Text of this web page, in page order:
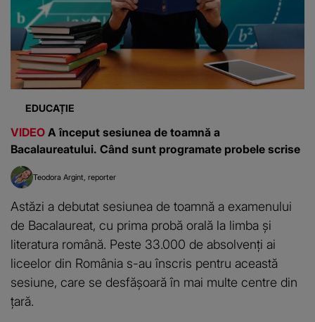
EDUCAȚIE
VIDEO A început sesiunea de toamnă a
Bacalaureatului. Când sunt programate probele scrise
Teodora Argint reporter
Astăzi a debutat sesiunea de toamnă a examenului
de Bacalaureat, cu prima probă orală la limba și
literatura română. Peste 33.000 de absolvenți ai
liceelor din România s-au înscris pentru această
sesiune, care se desfășoară în mai multe centre din
țară.